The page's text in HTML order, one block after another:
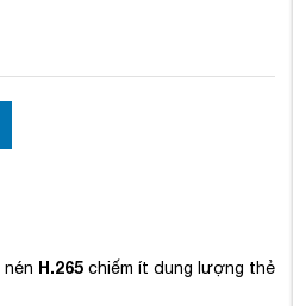
nén H.265chiếm ít dung lượng thẻ